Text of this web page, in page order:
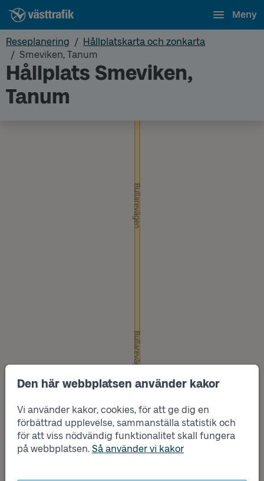
Den här webbplatsen använder kakor
Vi använder kakor, cookies, för att ge dig en
förbättrad upplevelse, sammanställa statistik och
för att viss nödvändig funktionalitet skall fungera
på webbplatsen. Så använder vi kakor
Meny
Reseplanering
Hållplatskarta och zonkarta
Smeviken, Tanum
Hållplats Smeviken,
Tanum
Läge
A
Läge
B